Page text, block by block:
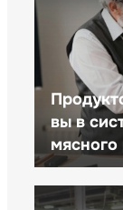
вы в
мясного